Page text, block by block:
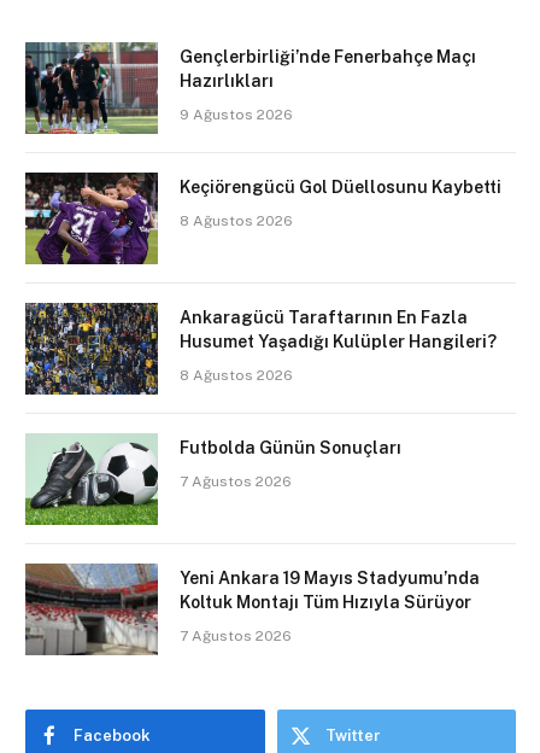
Gençlerbirliği’nde Fenerbahçe Maçı
Hazırlıkları
9 Ağustos 2026
Keçiörengücü Gol Düellosunu Kaybetti
8 Ağustos 2026
Ankaragücü Taraftarının En Fazla
Husumet Yaşadığı Kulüpler Hangileri?
8 Ağustos 2026
Futbolda Günün Sonuçları
7 Ağustos 2026
Yeni Ankara 19 Mayıs Stadyumu’nda
Koltuk Montajı Tüm Hızıyla Sürüyor
7 Ağustos 2026
Facebook Twitter